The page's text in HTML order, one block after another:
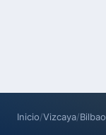
Inicio/Vizcaya/Bilbao